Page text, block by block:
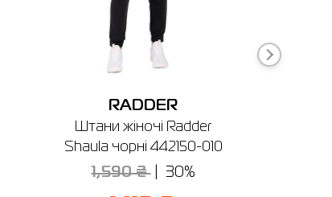
RADDER
Штани жіночі Radder
Shaula чорні 442150-010
1,590 ₴ 30%